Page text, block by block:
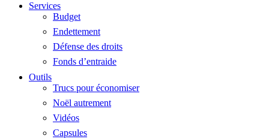
Services
Budget
Endettement
Défense des droits
Fonds d’entraide
Outils
Trucs pour économiser
Noël autrement
Vidéos
Capsules